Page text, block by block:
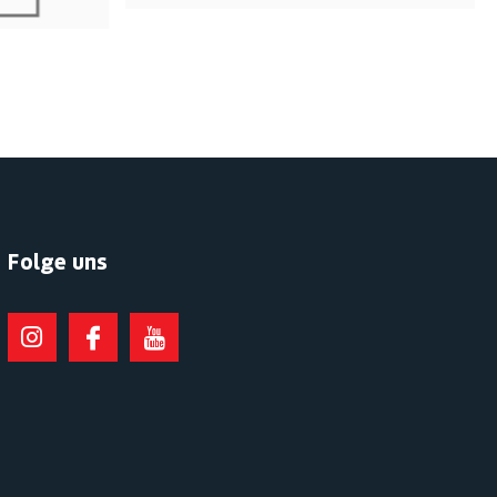
Folge uns